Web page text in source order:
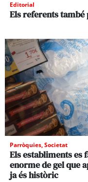
Editorial
Els referents també
Parròquies,Societat
Els establiments es
enorme de gel que
ja és històric